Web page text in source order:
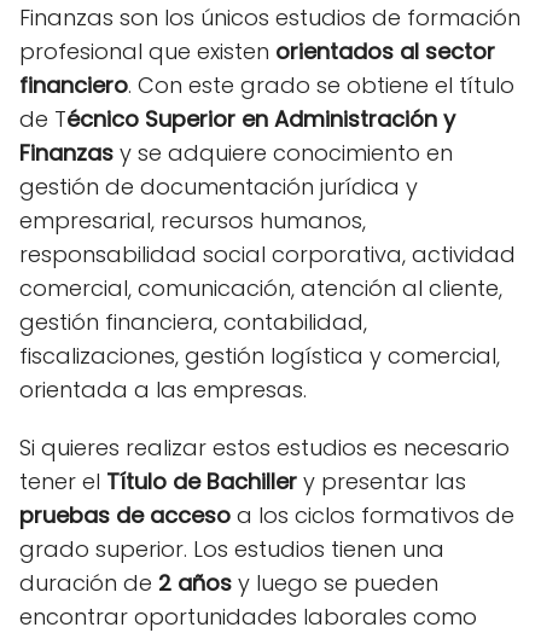
Finanzas son los únicos estudios de formación
profesional que existen orientados al sector
financiero. Con este grado se obtiene el título
de Técnico Superior en Administración y
Finanzas y se adquiere conocimiento en
gestión de documentación jurídica y
empresarial, recursos humanos,
responsabilidad social corporativa, actividad
comercial, comunicación, atención al cliente,
gestión financiera, contabilidad,
fiscalizaciones, gestión logística y comercial,
orientada a las empresas.
Si quieres realizar estos estudios es necesario
tener el Título de Bachiller y presentar las
pruebas de acceso a los ciclos formativos de
grado superior. Los estudios tienen una
duración de 2 años y luego se pueden
encontrar oportunidades laborales como